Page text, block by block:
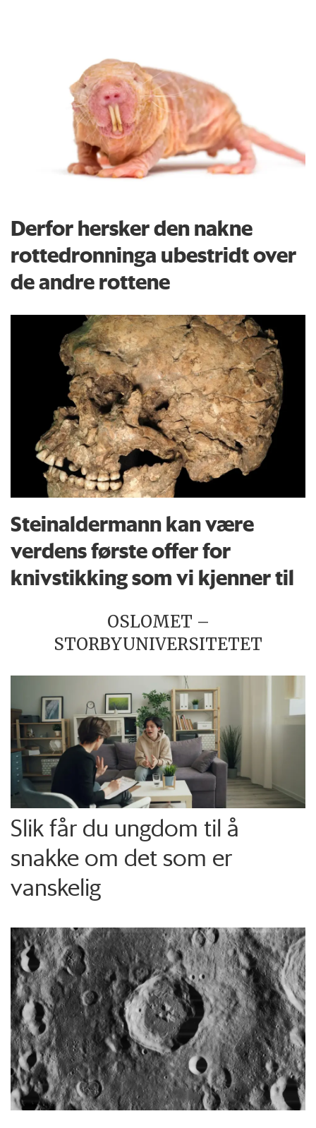
Derfor hersker den nakne
rottedronninga ubestridt over
de andre rottene
Steinaldermann kan være
verdens første offer for
knivstikking som vi kjenner til
OSLOMET –
STORBYUNIVERSITETET
Slik får du ungdom til å
snakke om det som er
vanskelig